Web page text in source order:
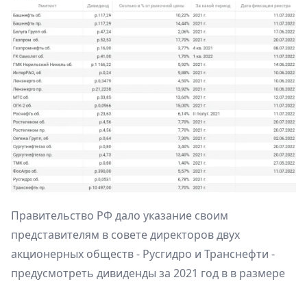
Правительство РФ дало указание своим
представителям в совете директоров двух
акционерных обществ - Русгидро и Транснефти -
предусмотреть дивиденды за 2021 год в в размере